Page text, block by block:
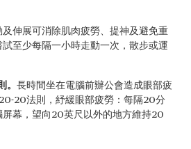
及伸展可消除肌肉疲勞、提神及避免重
至少每隔一小時走動一次，散步或運
。 長時間坐在電腦前辦公會造成眼部疲
20法則，紓緩眼部疲勞：每隔20分
屏幕，望向20英尺以外的地方維持20